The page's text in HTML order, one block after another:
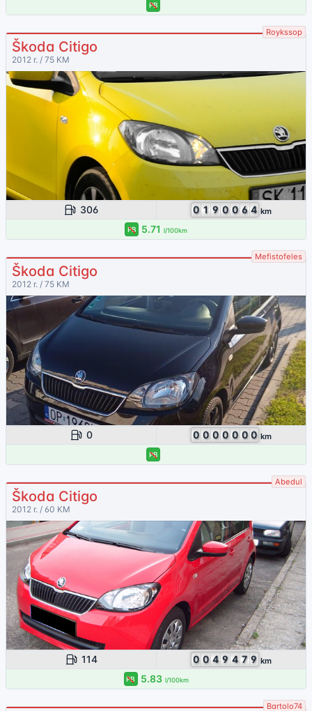
PB
Roykssop
Škoda Citigo
2012 r. / 75 KM
306 0 1 9 0 0 6 4 km
PB 5.71 l/100km
Mefistofeles
Škoda Citigo
2012 r. / 75 KM
0 0 0 0 0 0 0 0 km
PB
Abedul
Škoda Citigo
2012 r. / 60 KM
114 0 0 4 9 4 7 9 km
PB 5.83 l/100km
Bartolo74